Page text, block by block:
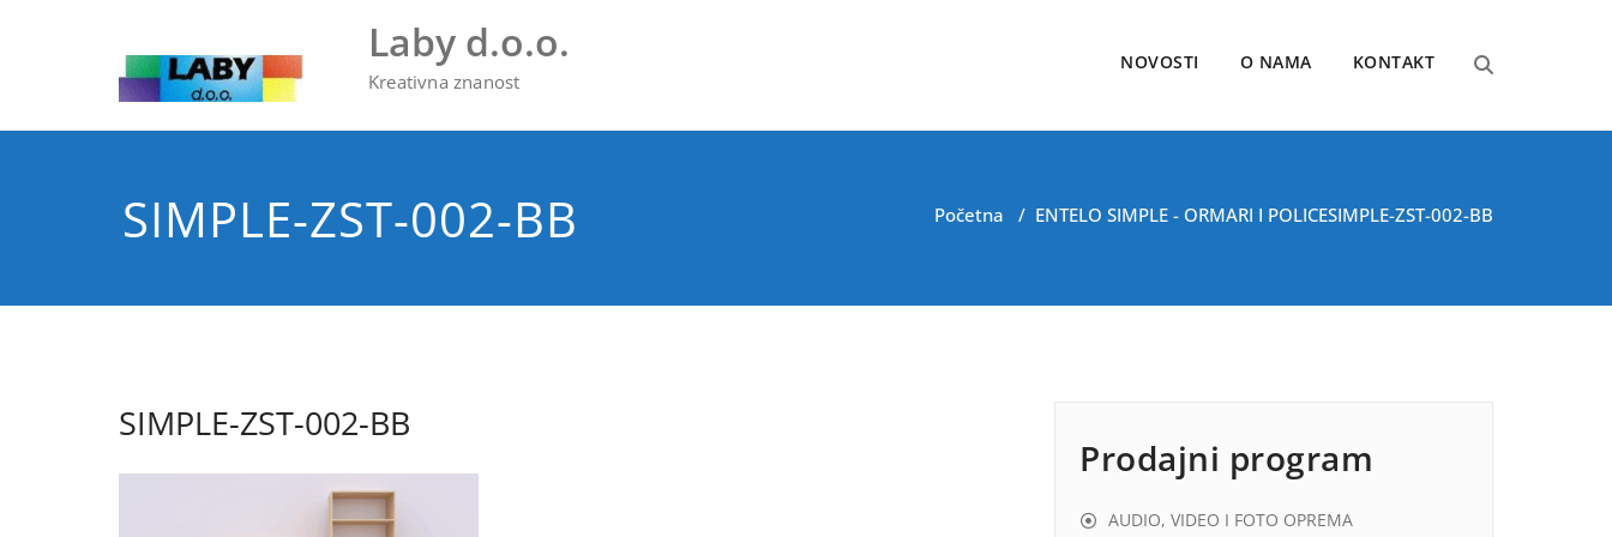
Laby d.o.o.
Kreativna znanost
NOVOSTI O NAMA KONTAKT
SIMPLE-ZST-002-BB Početna / ENTELO SIMPLE - ORMARI I POLICESIMPLE-ZST-002-BB
SIMPLE-ZST-002-BB
Prodajni program
AUDIO, VIDEO I FOTO OPREMA